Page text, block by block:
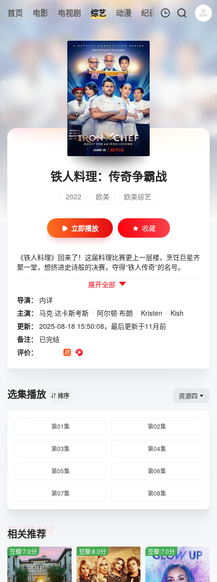
首页 电影 电视剧 综艺 动漫 纪录片 午夜剧场
暂无观看影片的记录
铁人料理：传奇争霸战
2022 欧美 欧美综艺
立即播放 收藏
《铁人料理》回来了！这届料理比赛更上一层楼，烹饪巨星齐
聚一堂，想挤进史诗般的决赛，夺得“铁人传奇”的名号。
展开全部
导演：
内详
主演：
马克·达卡斯考斯 / 阿尔顿·布朗 / Kristen / Kish
更新：
2025-08-18 15:50:08，最后更新于11月前
备注：
已完结
评价：
选集播放 排序 资源四
第01集 第02集
第03集 第04集
第05集 第06集
第07集 第08集
相关推荐
TUIJIAN
豆瓣:7.0分 豆瓣:8.0分 豆瓣:7.0分